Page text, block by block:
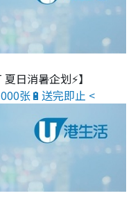
日消暑企划⚡】
张🔋送完即止 <